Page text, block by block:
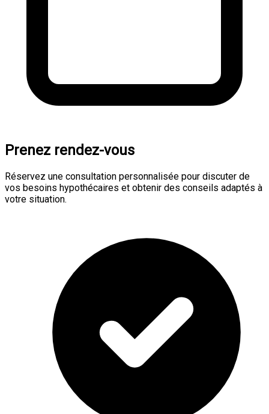
Prenez rendez-vous
Réservez une consultation personnalisée pour discuter de
vos besoins hypothécaires et obtenir des conseils adaptés à
votre situation.